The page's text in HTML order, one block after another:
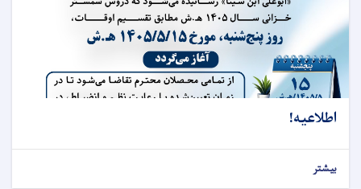
اطلاعیه!
بیشتر